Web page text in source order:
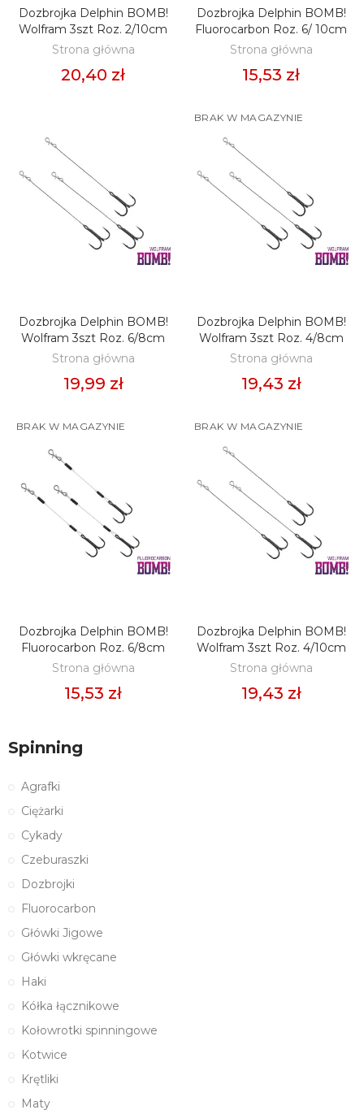
DODAJ DO KOSZYKA
Dozbrojka Delphin BOMB!
Wolfram 3szt Roz. 2/10cm
Strona główna
20,40 zł
DODAJ DO KOSZYKA
Dozbrojka Delphin BOMB!
Fluorocarbon Roz. 6/ 10cm
Strona główna
15,53 zł
DODAJ DO KOSZYKA
Dozbrojka Delphin BOMB!
Wolfram 3szt Roz. 6/8cm
Strona główna
19,99 zł
BRAK W MAGAZYNIE
ZOBACZ
Dozbrojka Delphin BOMB!
Wolfram 3szt Roz. 4/8cm
Strona główna
19,43 zł
BRAK W MAGAZYNIE
ZOBACZ
Dozbrojka Delphin BOMB!
Fluorocarbon Roz. 6/8cm
Strona główna
15,53 zł
BRAK W MAGAZYNIE
ZOBACZ
Dozbrojka Delphin BOMB!
Wolfram 3szt Roz. 4/10cm
Strona główna
19,43 zł
Spinning
Agrafki
Ciężarki
Cykady
Czeburaszki
Dozbrojki
Fluorocarbon
Główki Jigowe
Główki wkręcane
Haki
Kółka łącznikowe
Kołowrotki spinningowe
Kotwice
Krętliki
Maty